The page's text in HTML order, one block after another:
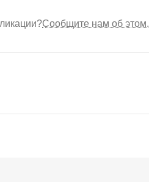
Сообщите нам об этом.